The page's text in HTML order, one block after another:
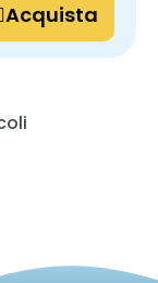
Acquista